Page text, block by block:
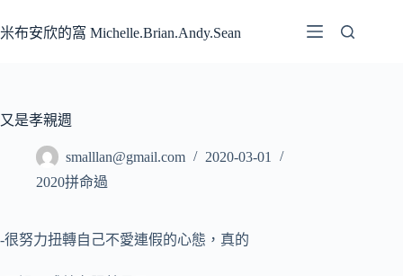
至
容
米布安欣的窩 Michelle.Brian.Andy.Sean
又是孝親週
smalllan@gmail.com
2020-03-01
2020拼命過
-很努力扭轉自己不愛連假的心態，真的